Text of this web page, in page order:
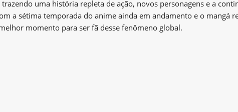
uma história repleta de ação, novos personagens e a
a sétima temporada do anime ainda em andamento e o mangá
momento para ser fã desse fenômeno global.